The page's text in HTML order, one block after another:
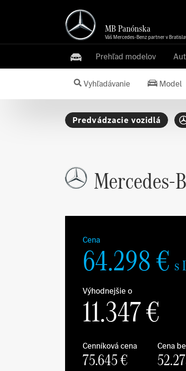
MB Panónska
Váš Mercedes-Benz partner v
Prehľad modelov
Vyhľadávanie Model
Predvádzacie vozidlá
Mercedes-
Cena
64.298€ s
Výhodnejšie o
11.347€
Cenníková cena
75.645€
Cena